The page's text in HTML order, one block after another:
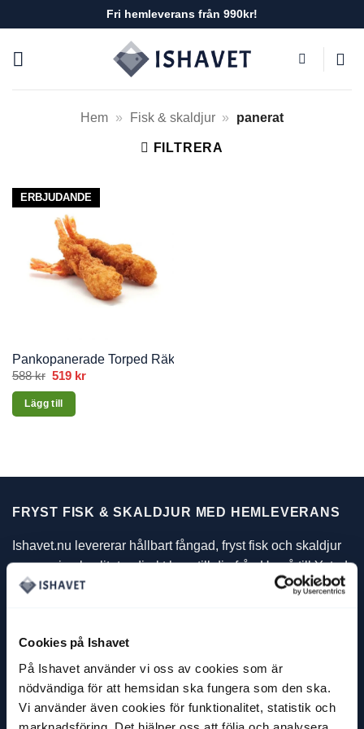
Cookies på Ishavet
På Ishavet använder vi oss av cookies som är
nödvändiga för att hemsidan ska fungera som den ska.
Vi använder även cookies för funktionalitet, statistik och
marknadsföring. Det hjälper oss att följa och analysera
to
content
Fri hemleverans från 990kr!
Hem » Fisk & skaldjur » panerat
FILTRERA
ERBJUDANDE
Pankopanerade Torped Räkor (Ebi Fry), 2x800g
588kr Det
priset
var:
588 kr.
519 krDet
Lägg till
FRYST FISK & SKALDJUR MED HEMLEVERANS
Ishavet.nu levererar hållbart fångad, fryst fisk och skaldjur
av premiumkvalitet – direkt hem till dig från Umeå till Ystad.
Beställ lax, torsk, räkor och Kalix löjrom online och välj
Vårt utbud
MENY